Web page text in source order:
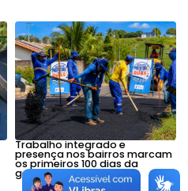
Trabalho integrado e
presença nos bairros marcam
os primeiros 100 dias da
gestão municipal